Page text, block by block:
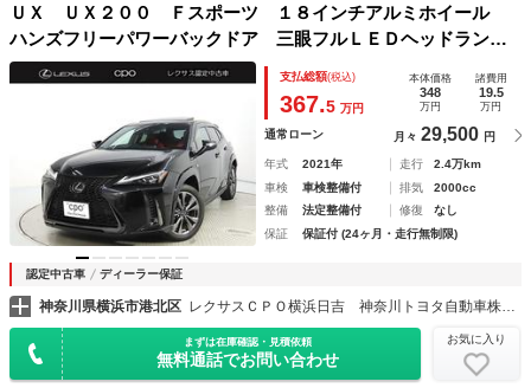
ＵＸ ＵＸ２００ Ｆスポーツ １８インチアルミホイール
ハンズフリーパワーバックドア 三眼フルＬＥＤヘッドラン
プ パーキングサポートブレーキ パノラミックビューモニタ
ー ムーンルーフ 本革シート 運転席・助手席シートヒータ
支払総額(税込)
367.5 万円
本体価格
348
万円
諸費用
19.5
万円
通常ローン 月々 29,500 円
年式 2021年 走行
2.4万km
車検
車検整備付 排気
2000cc
整備
法定整備付 修復
なし
保証
保証付 (24ヶ月・走行無制限)
認定中古車 ディーラー保証
神奈川県横浜市港北区
まずは在庫確認・見積依頼
無料通話でお問い合わせ
お気に入り